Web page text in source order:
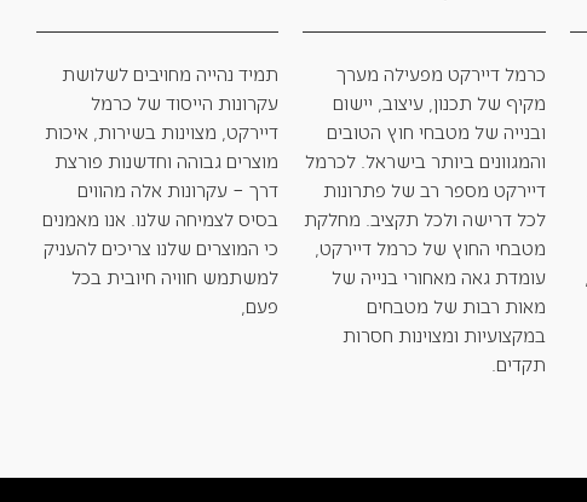
כרמל דיירקט מפעילה מערך
מקיף של תכנון, עיצוב, יישום
ובנייה של מטבחי חוץ הטובים
והמגוונים ביותר בישראל. לכרמל
דיירקט מספר רב של פתרונות
לכל דרישה ולכל תקציב. מחלקת
מטבחי החוץ של כרמל דיירקט,
עומדת גאה מאחורי בנייה של
מאות רבות של מטבחים
במקצועיות ומצוינות חסרות
תקדים.
תמיד נהייה מחויבים לשלושת
עקרונות הייסוד של כרמל
דיירקט, מצוינות בשירות, איכות
מוצרים גבוהה וחדשנות פורצת
דרך – עקרונות אלה מהווים
בסיס לצמיחה שלנו. אנו מאמנים
כי המוצרים שלנו צריכים להעניק
למשתמש חוויה חיובית בכל
פעם,